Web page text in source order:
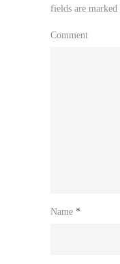
fields are marked
Comment
Name *